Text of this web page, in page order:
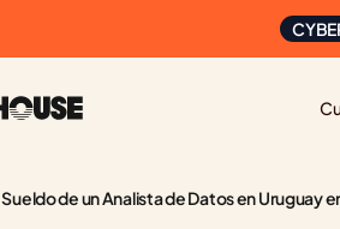
Sueldo de un Analista de Datos en Uruguay